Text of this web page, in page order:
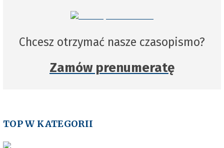
Chcesz otrzymać nasze czasopismo?
Zamów prenumeratę
TOP W KATEGORII